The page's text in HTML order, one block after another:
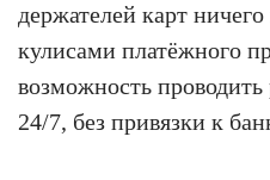
держателей карт
кулисами платёжного
возможность проводить
24/7, без привязки к